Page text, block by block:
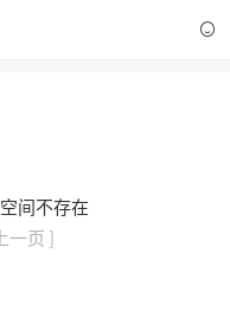
间不存在
一页 ]